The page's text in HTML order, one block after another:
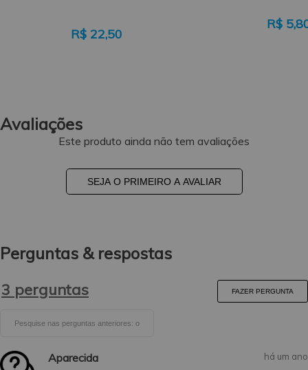
R$ 22,50
R$
Avaliações
Este produto ainda não tem avaliações
SEJA O PRIMEIRO A AVALIAR
Perguntas & respostas
3 perguntas FAZER PERGUNTA
Aparecida há um ano